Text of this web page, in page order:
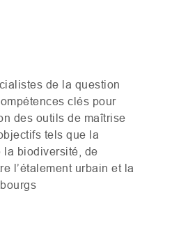
de la question
clés pour
des outils de maîtrise
tels que la
la biodiversité, de
l’étalement urbain et la